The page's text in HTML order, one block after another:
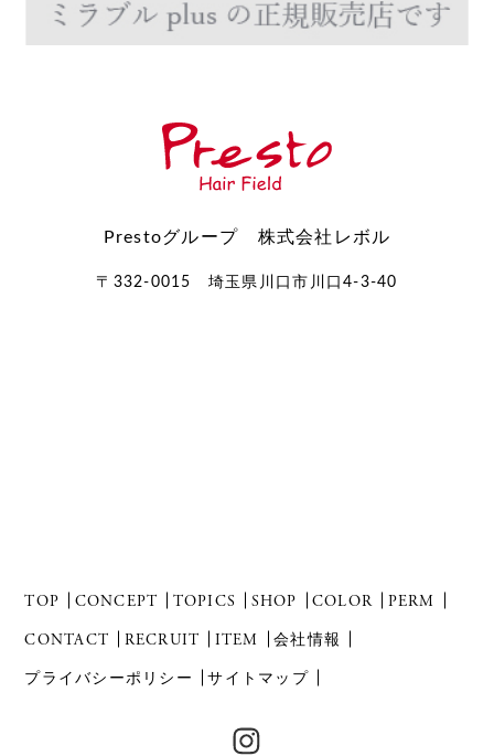
Prestoグループ 株式会社レボル
〒332-0015 埼玉県川口市川口4-3-40
TOP CONCEPT TOPICS SHOP COLOR
PERM
CONTACT
RECRUIT ITEM 会社情報
プライバシーポリシー サイトマップ